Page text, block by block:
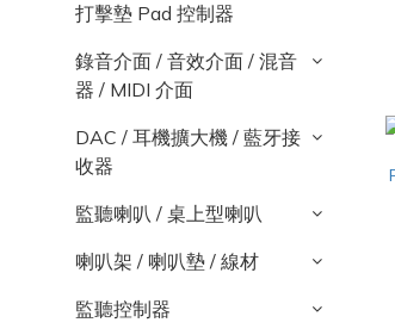
打擊墊 Pad 控制器
錄音介面 / 音效介面 / 混音
器 / MIDI 介面
DAC / 耳機擴大機 / 藍牙接
收器
監聽喇叭 / 桌上型喇叭
喇叭架 / 喇叭墊 / 線材
監聽控制器